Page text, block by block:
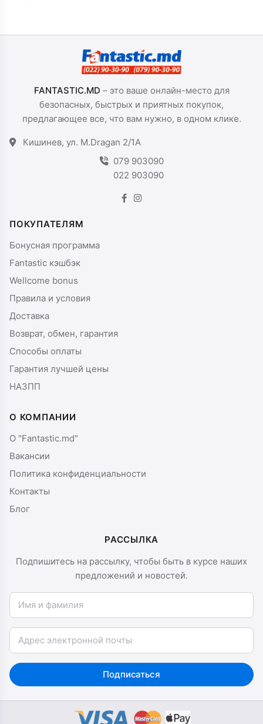
FANTASTIC.MD – это ваше онлайн-место для
безопасных, быстрых и приятных покупок,
предлагающее все, что вам нужно, в одном клике.
Кишинев, ул. M.Dragan 2/1A
079 903090
022 903090
ПОКУПАТЕЛЯМ
Бонусная программа
Fantastic кэшбэк
Wellcome bonus
Правила и условия
Доставка
Возврат, обмен, гарантия
Способы оплаты
Гарантия лучшей цены
НАЗПП
О КОМПАНИИ
О "Fantastic.md"
Вакансии
Политика конфиденциальности
Контакты
Блог
РАССЫЛКА
Подпишитесь на рассылку, чтобы быть в курсе наших
предложений и новостей.
Имя и фамилия
Email
Подписаться